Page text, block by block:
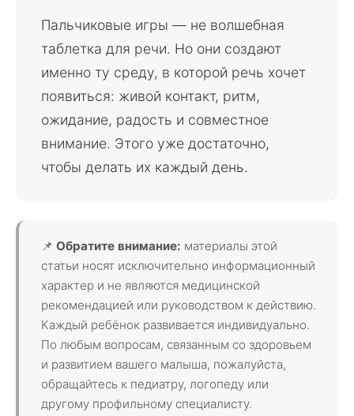
Пальчиковые игры — не волшебная
таблетка для речи. Но они создают
именно ту среду, в которой речь хочет
появиться: живой контакт, ритм,
ожидание, радость и совместное
внимание. Этого уже достаточно,
чтобы делать их каждый день.
📌 Обратите внимание: материалы этой
статьи носят исключительно информационный
характер и не являются медицинской
рекомендацией или руководством к действию.
Каждый ребёнок развивается индивидуально.
По любым вопросам, связанным со здоровьем
и развитием вашего малыша, пожалуйста,
обращайтесь к педиатру, логопеду или
другому профильному специалисту.